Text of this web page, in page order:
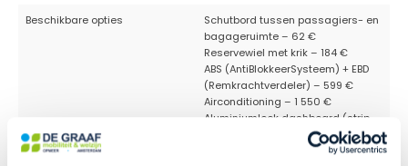
Beschikbare opties
Schutbord tussen passagiers- en
bagageruimte – 62 €
Reservewiel met krik – 184 €
ABS (AntiBlokkeerSysteem) + EBD
(Remkrachtverdeler) – 599 €
Airconditioning – 1 550 €
Aluminiumlook dashboard (strip
op dashboard en binnenzijde